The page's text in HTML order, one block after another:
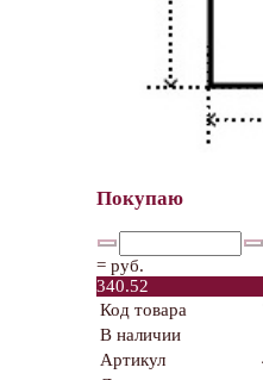
Покупаю
= руб.
340.52
Код товара
В наличии
Артикул